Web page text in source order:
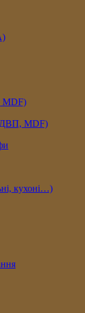
MDF)
(ДВП, MDF)
кухоні…)